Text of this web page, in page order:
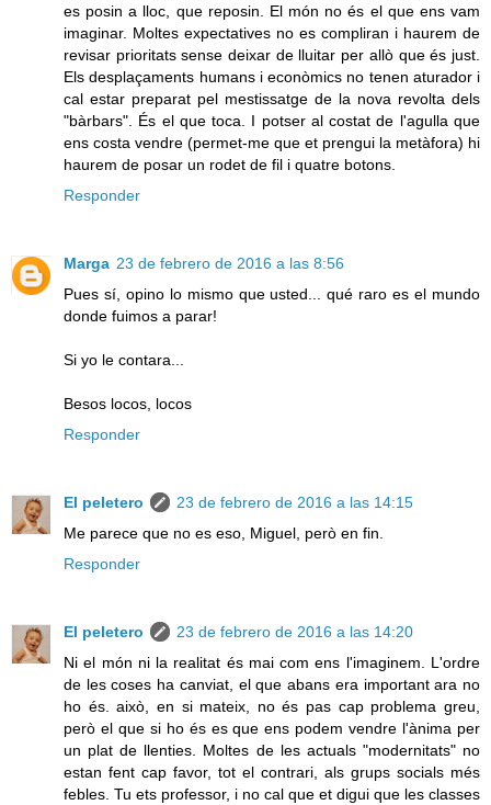
es posin a lloc, que reposin. El món no és el que ens vam
imaginar. Moltes expectatives no es compliran i haurem de
revisar prioritats sense deixar de lluitar per allò que és just.
Els desplaçaments humans i econòmics no tenen aturador i
cal estar preparat pel mestissatge de la nova revolta dels
"bàrbars". És el que toca. I potser al costat de l'agulla que
ens costa vendre (permet-me que et prengui la metàfora) hi
haurem de posar un rodet de fil i quatre botons.
Responder
Marga 23 de febrero de 2016 a las 8:56
Pues sí, opino lo mismo que usted... qué raro es el mundo
donde fuimos a parar!
Si yo le contara...
Besos locos, locos
Responder
El peletero
23 de febrero de 2016 a las 14:15
Me parece que no es eso, Miguel, però en fin.
Responder
El peletero
23 de febrero de 2016 a las 14:20
Ni el món ni la realitat és mai com ens l'imaginem. L'ordre
de les coses ha canviat, el que abans era important ara no
ho és. això, en si mateix, no és pas cap problema greu,
però el que si ho és es que ens podem vendre l'ànima per
un plat de llenties. Moltes de les actuals "modernitats" no
estan fent cap favor, tot el contrari, als grups socials més
febles. Tu ets professor, i no cal que et digui que les classes